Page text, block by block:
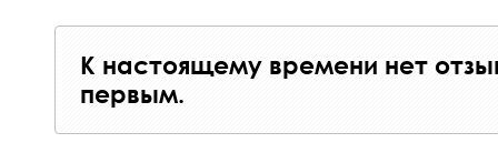
К настоящему времени нет
первым.